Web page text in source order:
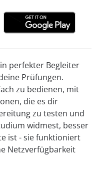
perfekter Begleiter
Prüfungen.
zu bedienen, mit
die es dir
zu testen und
widmest, besser
ist - sie funktioniert
Netzverfügbarkeit